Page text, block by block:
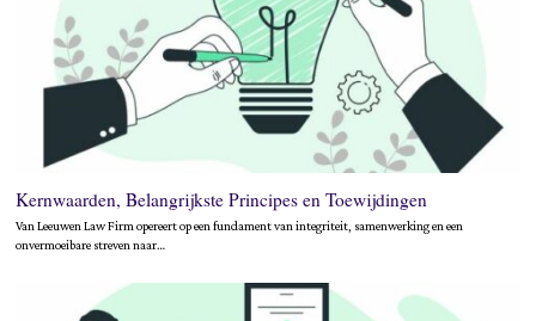
Kernwaarden, Belangrijkste Principes en Toewijdingen
Van Leeuwen Law Firm opereert op een fundament van integriteit, samenwerking en een
onvermoeibare streven naar…